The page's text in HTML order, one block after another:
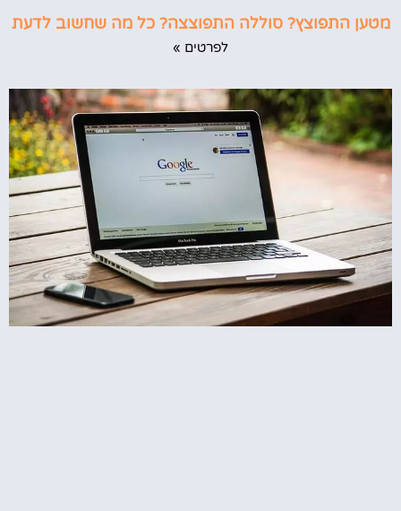
מטען התפוצץ? סוללה התפוצצה? כל מה שחשוב לדעת
לפרטים »